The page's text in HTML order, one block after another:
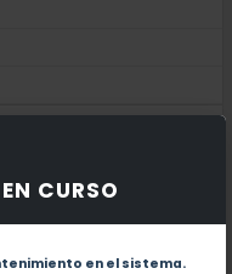
CURSO
en el sistema.
autor.